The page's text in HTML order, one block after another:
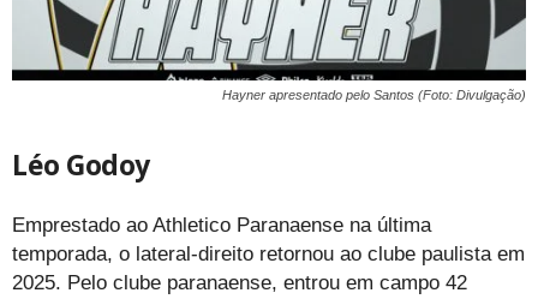
Hayner apresentado pelo Santos (Foto: Divulgação)
Léo Godoy
Emprestado ao Athletico Paranaense na última
temporada, o lateral-direito retornou ao clube paulista em
2025. Pelo clube paranaense, entrou em campo 42